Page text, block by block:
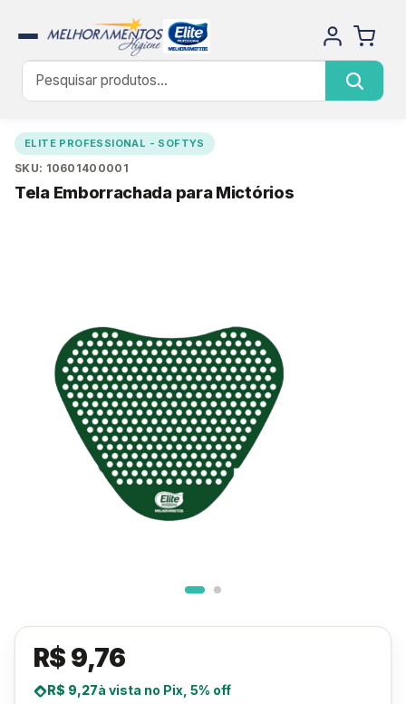
ELITE PROFESSIONAL - SOFTYS
SKU: 10601400001
Tela Emborrachada para Mictórios
R$ 9,76
R$ 9,27à vista no Pix, 5% off